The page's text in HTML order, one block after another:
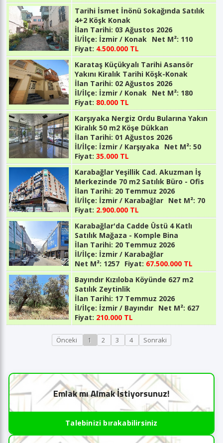
Tarihi İsmet İnönü Sokağında Satılık
4+2 Köşk Konak
İlan Tarihi: 03 Ağustos 2026
İl/İlçe: İzmir / Konak Net M²: 110
Fiyat: 4.500.000 TL
Karataş Küçükyalı Tarihi Asansör
Yakını Kiralık Tarihi Köşk-Konak
İlan Tarihi: 02 Ağustos 2026
İl/İlçe: İzmir / Konak Net M²: 180
Fiyat: 80.000 TL
Karşıyaka Nergiz Ordu Bularına Yakın
Kiralık 50 m2 Köşe Dükkan
İlan Tarihi: 01 Ağustos 2026
İl/İlçe: İzmir / Karşıyaka Net M²: 50
Fiyat: 35.000 TL
Karabağlar Yeşillik Cad. Akuzman İş
Merkezinde 70 m2 Satılık Büro - Ofis
İlan Tarihi: 20 Temmuz 2026
İl/İlçe: İzmir / Karabağlar Net M²: 70
Fiyat: 2.900.000 TL
Karabağlar'da Cadde Üstü 4 Katlı
Satılık Mağaza - Komple Bina
İlan Tarihi: 20 Temmuz 2026
İl/İlçe: İzmir / Karabağlar
Net M²: 1257 Fiyat: 67.500.000 TL
Bayındır Kızıloba Köyünde 627 m2
Satılık Zeytinlik
İlan Tarihi: 17 Temmuz 2026
İl/İlçe: İzmir / Bayındır Net M²: 627
Fiyat: 210.000 TL
Önceki 1 2 3 4 Sonraki
Emlak mı Almak İstiyorsunuz!
Talebinizi bırakabilirsiniz